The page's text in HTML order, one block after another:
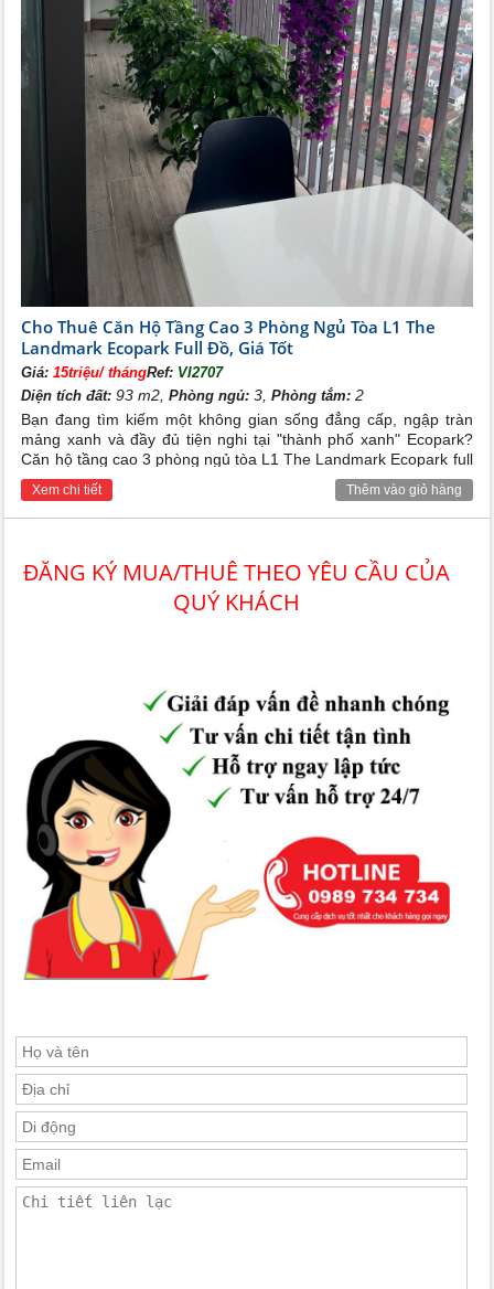
Cho Thuê Căn Hộ Tầng Cao 3 Phòng Ngủ Tòa L1 The
Landmark Ecopark Full Đồ, Giá Tốt
Giá:15triệu/ thángRef: VI2707
Diện tích đất: 93 m2,Phòng ngủ: 3,Phòng tắm: 2
Bạn đang tìm kiếm một không gian sống đẳng cấp, ngập tràn
mảng xanh và đầy đủ tiện nghi tại "thành phố xanh" Ecopark?
Căn hộ tầng cao 3 phòng ngủ tòa L1 The Landmark Ecopark full
đồ với mức giá cho thuê cực kỳ hấp dẫn chính là sự lựa chọn
hoàn hảo dành cho gia đình bạn.
Xem chi tiết Thêm vào giỏ hàng
ĐĂNG KÝ MUA/THUÊ THEO YÊU CẦU CỦA
QUÝ KHÁCH